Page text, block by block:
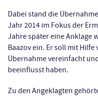
Dabei stand die
Jahr 2014 im Fokus der
Jahre später eine Anklage
Baazov ein. Er soll mit
Übernahme vereinfacht
beeinflusst haben.
Zu den Angeklagten